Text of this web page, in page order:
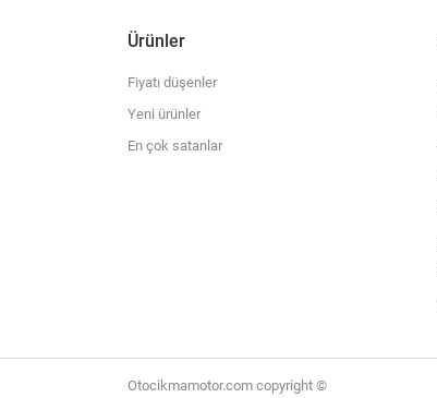
Ürünler
Fiyatı düşenler
Yeni ürünler
En çok satanlar
Otocikmamotor.com copyright ©